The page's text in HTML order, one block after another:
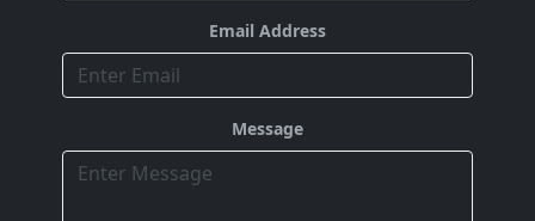
Email Address
Message